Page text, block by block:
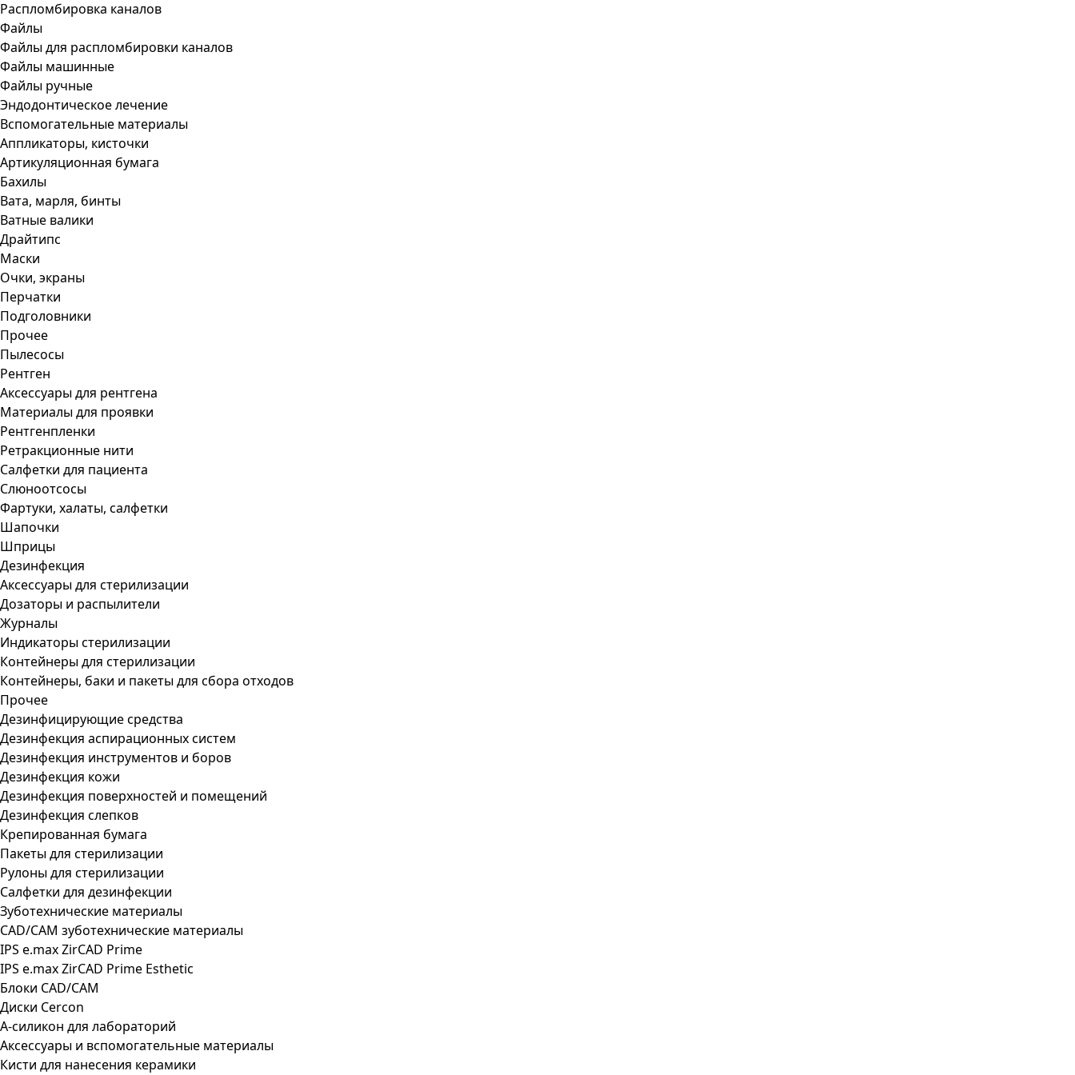
Распломбировка каналов
Файлы
Файлы для распломбировки каналов
Файлы машинные
Файлы ручные
Эндодонтическое лечение
Вспомогательные материалы
Аппликаторы, кисточки
Артикуляционная бумага
Бахилы
Вата, марля, бинты
Ватные валики
Драйтипс
Маски
Очки, экраны
Перчатки
Подголовники
Прочее
Пылесосы
Рентген
Аксессуары для рентгена
Материалы для проявки
Рентгенпленки
Ретракционные нити
Салфетки для пациента
Слюноотсосы
Фартуки, халаты, салфетки
Шапочки
Шприцы
Дезинфекция
Аксессуары для стерилизации
Дозаторы и распылители
Журналы
Индикаторы стерилизации
Контейнеры для стерилизации
Контейнеры, баки и пакеты для сбора отходов
Прочее
Дезинфицирующие средства
Дезинфекция аспирационных систем
Дезинфекция инструментов и боров
Дезинфекция кожи
Дезинфекция поверхностей и помещений
Дезинфекция слепков
Крепированная бумага
Пакеты для стерилизации
Рулоны для стерилизации
Салфетки для дезинфекции
Зуботехнические материалы
CAD/CAM зуботехнические материалы
IPS e.max ZirCAD Prime
IPS e.max ZirCAD Prime Esthetic
Блоки CAD/CAM
Диски Cercon
А-силикон для лабораторий
Аксессуары и вспомогательные материалы
Кисти для нанесения керамики